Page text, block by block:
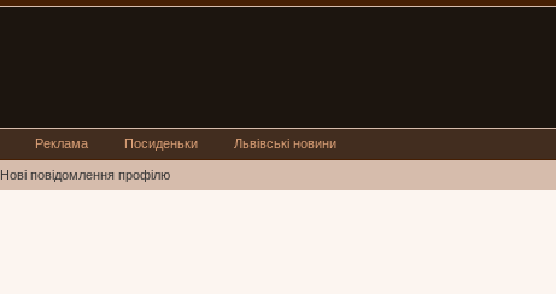
Нові повідомлення профілю
Реклама Посиденьки Львівські новини